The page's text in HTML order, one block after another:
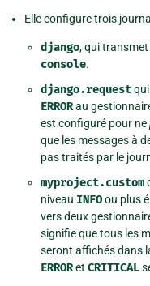
Elle configure trois
django, qui
console.
django.request
ERRORau
est configuré pour ne
que les messages à
pas traités par le
myproject.custom
niveau INFOou plus
vers deux
signifie que tous les
seront affichés dans
ERRORet CRITICAL